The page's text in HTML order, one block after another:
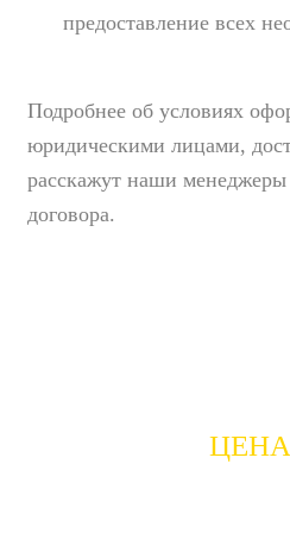
предоставление всех
Подробнее об условиях
юридическими лицами,
расскажут наши
договора.